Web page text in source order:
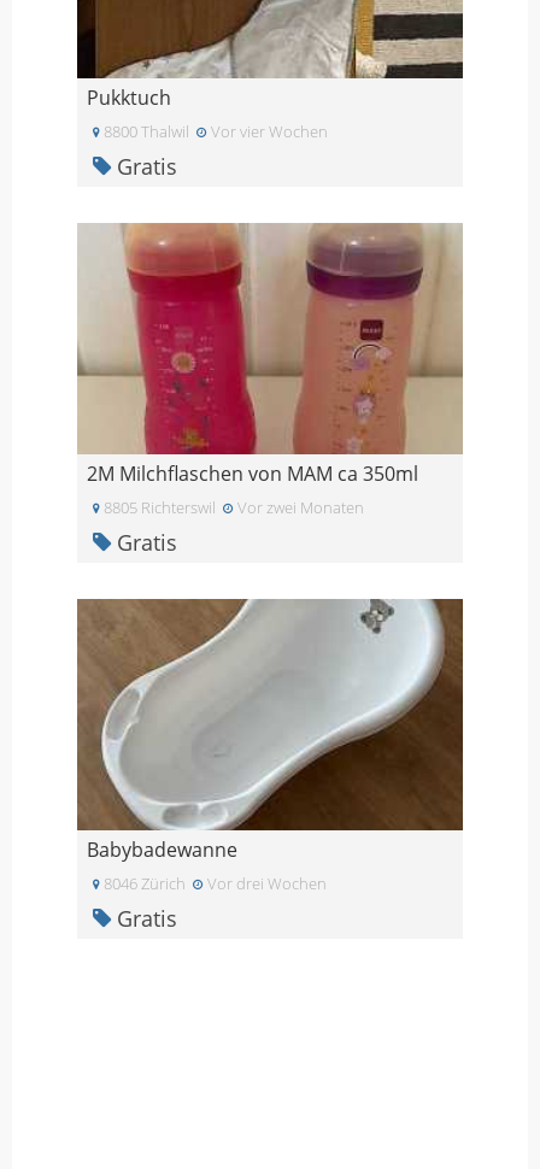
Pukktuch
8800 Thalwil Vor vier Wochen
Gratis
2M Milchflaschen von MAM ca 350ml
8805 Richterswil Vor zwei Monaten
Gratis
Babybadewanne
8046 Zürich Vor drei Wochen
Gratis